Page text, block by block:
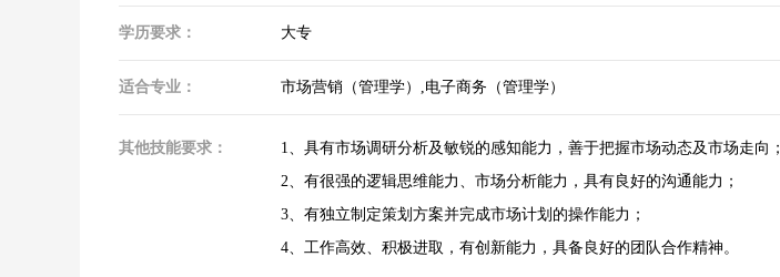
学历要求： 大专
适合专业： 市场营销（管理学）,电子商务（管理学）
其他技能要求：
1、具有市场调研分析及敏锐的感知能力，善于把握市场动态及市场走向；
2、有很强的逻辑思维能力、市场分析能力，具有良好的沟通能力；
3、有独立制定策划方案并完成市场计划的操作能力；
4、工作高效、积极进取，有创新能力，具备良好的团队合作精神。